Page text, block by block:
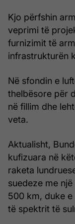
Kjo përfshin
veprimi të
furnizimit të
infrastrukturën
Në sfondin e
thelbësore për
në fillim dhe
veta.
Aktualisht,
kufizuara në
raketa
suedeze me
500 km, duke
të spektrit të